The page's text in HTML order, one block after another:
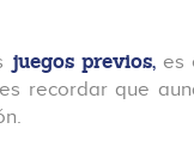
juegos previos, es
recordar que